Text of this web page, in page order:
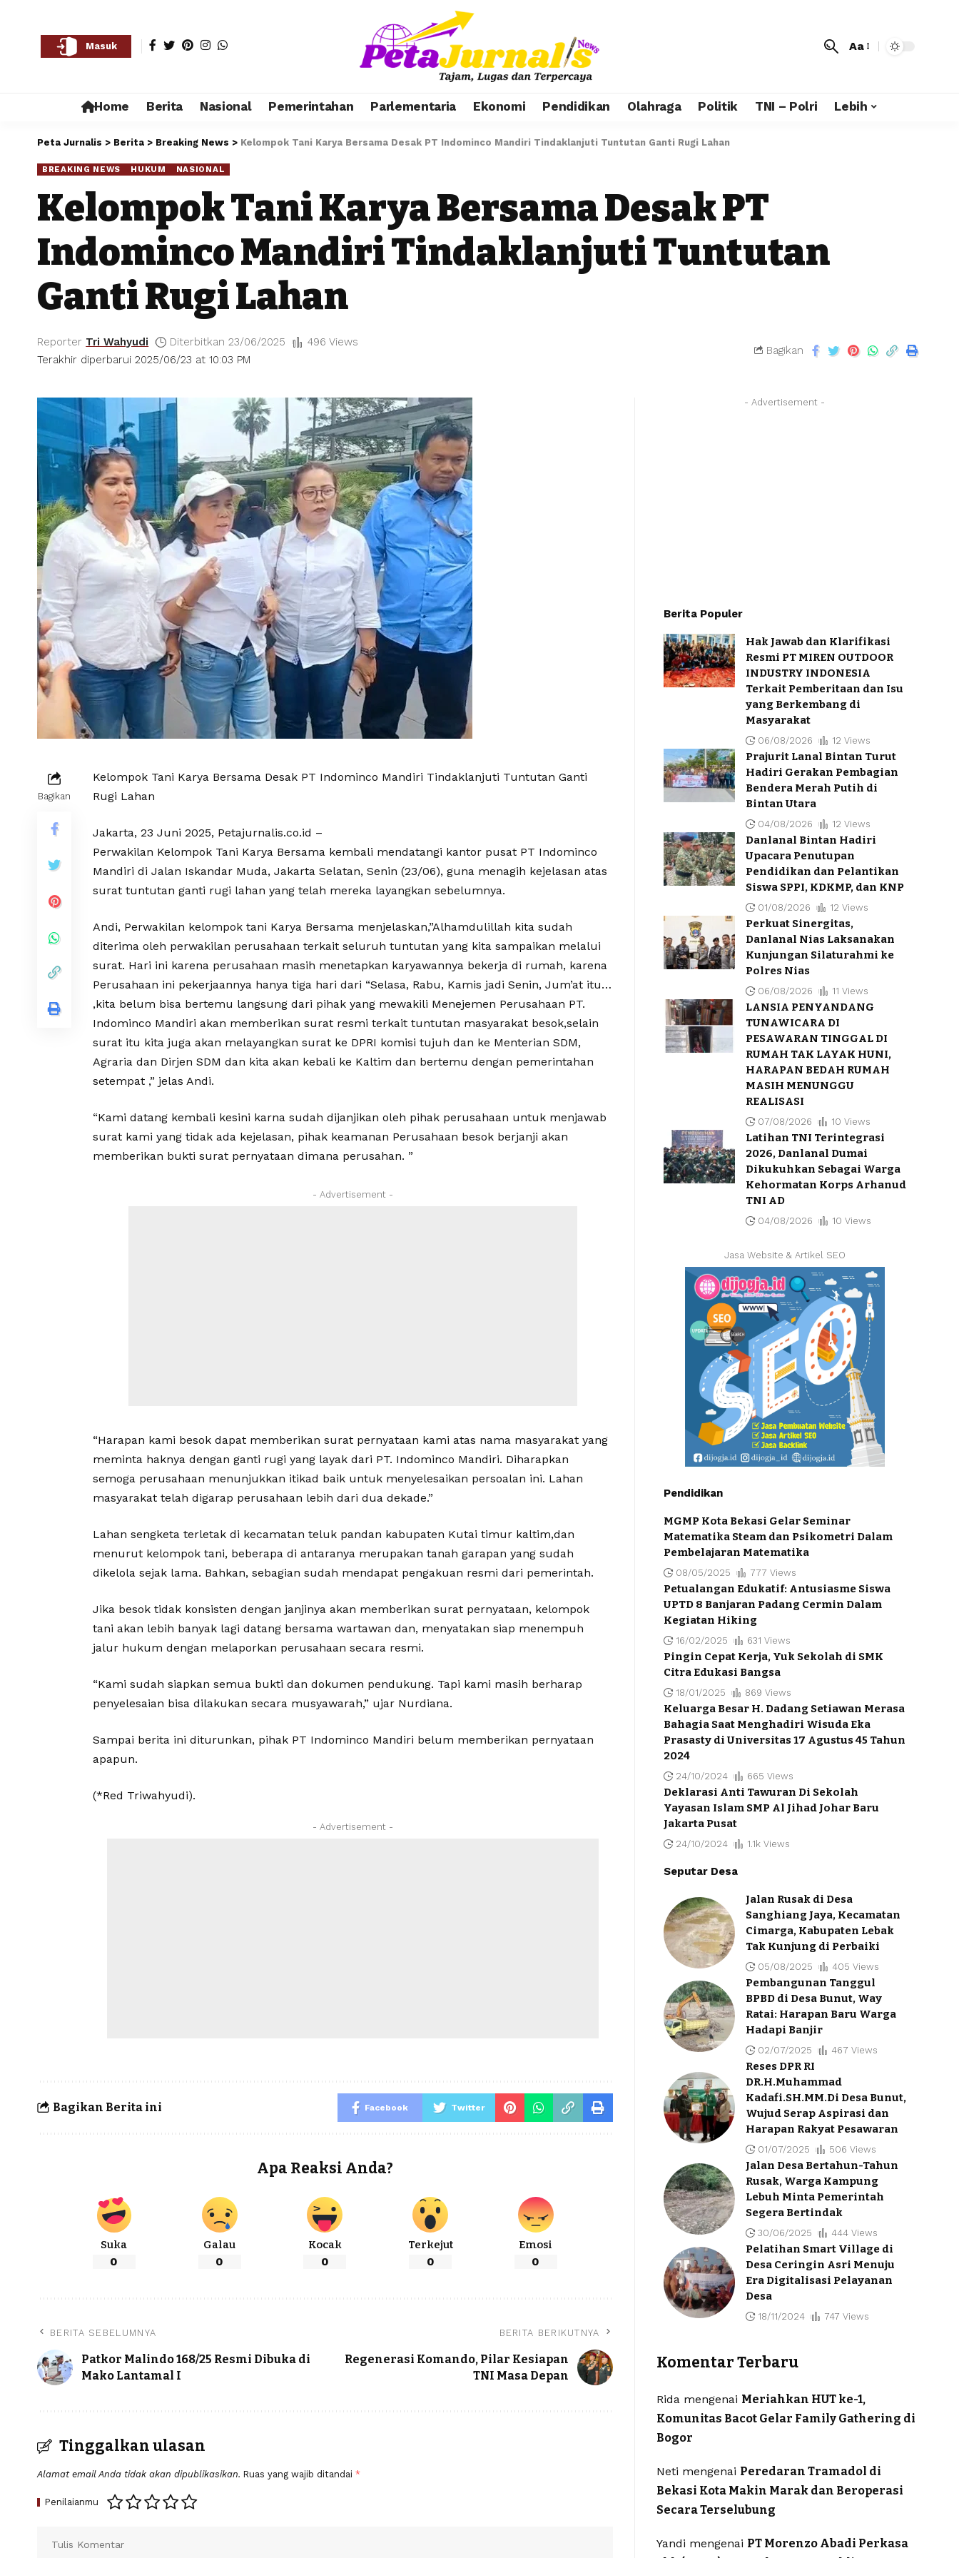
Masuk Aa
Home Berita Nasional Pemerintahan Parlementaria Ekonomi Pendidikan Olahraga Politik TNI – Polri Lebih
Peta Jurnalis > Berita > Breaking News > Kelompok Tani Karya Bersama Desak PT Indominco Mandiri Tindaklanjuti Tuntutan Ganti Rugi Lahan
BREAKING NEWS HUKUM NASIONAL
Kelompok Tani Karya Bersama Desak PT
Indominco Mandiri Tindaklanjuti Tuntutan
Ganti Rugi Lahan
Terakhir diperbarui 2025/06/23 at 10:03 PM
Reporter Tri Wahyudi Diterbitkan 23/06/2025 496 Views
Bagikan
Bagikan
Kelompok Tani Karya Bersama Desak PT Indominco Mandiri Tindaklanjuti Tuntutan Ganti
Rugi Lahan
Jakarta, 23 Juni 2025, Petajurnalis.co.id –
Perwakilan Kelompok Tani Karya Bersama kembali mendatangi kantor pusat PT Indominco
Mandiri di Jalan Iskandar Muda, Jakarta Selatan, Senin (23/06), guna menagih kejelasan atas
surat tuntutan ganti rugi lahan yang telah mereka layangkan sebelumnya.
Andi, Perwakilan kelompok tani Karya Bersama menjelaskan,”Alhamdulillah kita sudah
diterima oleh perwakilan perusahaan terkait seluruh tuntutan yang kita sampaikan melalui
surat. Hari ini karena perusahaan masih menetapkan karyawannya bekerja di rumah, karena
Perusahaan ini pekerjaannya hanya tiga hari dari “Selasa, Rabu, Kamis jadi Senin, Jum’at itu…
,kita belum bisa bertemu langsung dari pihak yang mewakili Menejemen Perusahaan PT.
Indominco Mandiri akan memberikan surat resmi terkait tuntutan masyarakat besok,selain
surat itu kita juga akan melayangkan surat ke DPRI komisi tujuh dan ke Menterian SDM,
Agraria dan Dirjen SDM dan kita akan kebali ke Kaltim dan bertemu dengan pemerintahan
setempat ,” jelas Andi.
“Kami datang kembali kesini karna sudah dijanjikan oleh pihak perusahaan untuk menjawab
surat kami yang tidak ada kejelasan, pihak keamanan Perusahaan besok berjanji akan
memberikan bukti surat pernyataan dimana perusahan. ”
- Advertisement -
“Harapan kami besok dapat memberikan surat pernyataan kami atas nama masyarakat yang
meminta haknya dengan ganti rugi yang layak dari PT. Indominco Mandiri. Diharapkan
semoga perusahaan menunjukkan itikad baik untuk menyelesaikan persoalan ini. Lahan
masyarakat telah digarap perusahaan lebih dari dua dekade.”
Lahan sengketa terletak di kecamatan teluk pandan kabupaten Kutai timur kaltim,dan
menurut kelompok tani, beberapa di antaranya merupakan tanah garapan yang sudah
dikelola sejak lama. Bahkan, sebagian sudah mendapat pengakuan resmi dari pemerintah.
Jika besok tidak konsisten dengan janjinya akan memberikan surat pernyataan, kelompok
tani akan lebih banyak lagi datang bersama wartawan dan, menyatakan siap menempuh
jalur hukum dengan melaporkan perusahaan secara resmi.
“Kami sudah siapkan semua bukti dan dokumen pendukung. Tapi kami masih berharap
penyelesaian bisa dilakukan secara musyawarah,” ujar Nurdiana.
Sampai berita ini diturunkan, pihak PT Indominco Mandiri belum memberikan pernyataan
apapun.
(*Red Triwahyudi).
- Advertisement -
Bagikan Berita ini Facebook Twitter
Apa Reaksi Anda?
Suka
0
Galau
0
Kocak
0
Terkejut
0
Emosi
0
BERITA SEBELUMNYA
Patkor Malindo 168/25 Resmi Dibuka di
Mako Lantamal I
BERITA BERIKUTNYA
Regenerasi Komando, Pilar Kesiapan
TNI Masa Depan
Tinggalkan ulasan
Alamat email Anda tidak akan dipublikasikan. Ruas yang wajib ditandai *
Penilaianmu
- Advertisement -
Berita Populer
Hak Jawab dan Klarifikasi
Resmi PT MIREN OUTDOOR
INDUSTRY INDONESIA
Terkait Pemberitaan dan Isu
yang Berkembang di
Masyarakat
06/08/2026 12 Views
Prajurit Lanal Bintan Turut
Hadiri Gerakan Pembagian
Bendera Merah Putih di
Bintan Utara
04/08/2026 12 Views
Danlanal Bintan Hadiri
Upacara Penutupan
Pendidikan dan Pelantikan
Siswa SPPI, KDKMP, dan KNP
01/08/2026 12 Views
Perkuat Sinergitas,
Danlanal Nias Laksanakan
Kunjungan Silaturahmi ke
Polres Nias
06/08/2026 11 Views
LANSIA PENYANDANG
TUNAWICARA DI
PESAWARAN TINGGAL DI
RUMAH TAK LAYAK HUNI,
HARAPAN BEDAH RUMAH
MASIH MENUNGGU
REALISASI
07/08/2026 10 Views
Latihan TNI Terintegrasi
2026, Danlanal Dumai
Dikukuhkan Sebagai Warga
Kehormatan Korps Arhanud
TNI AD
04/08/2026 10 Views
Jasa Website & Artikel SEO
Pendidikan
MGMP Kota Bekasi Gelar Seminar
Matematika Steam dan Psikometri Dalam
Pembelajaran Matematika
08/05/2025 777 Views
Petualangan Edukatif: Antusiasme Siswa
UPTD 8 Banjaran Padang Cermin Dalam
Kegiatan Hiking
16/02/2025 631 Views
Pingin Cepat Kerja, Yuk Sekolah di SMK
Citra Edukasi Bangsa
18/01/2025 869 Views
Keluarga Besar H. Dadang Setiawan Merasa
Bahagia Saat Menghadiri Wisuda Eka
Prasasty di Universitas 17 Agustus 45 Tahun
2024
24/10/2024 665 Views
Deklarasi Anti Tawuran Di Sekolah
Yayasan Islam SMP Al Jihad Johar Baru
Jakarta Pusat
24/10/2024 1.1k Views
Seputar Desa
Jalan Rusak di Desa
Sanghiang Jaya, Kecamatan
Cimarga, Kabupaten Lebak
Tak Kunjung di Perbaiki
05/08/2025 405 Views
Pembangunan Tanggul
BPBD di Desa Bunut, Way
Ratai: Harapan Baru Warga
Hadapi Banjir
02/07/2025 467 Views
Reses DPR RI
DR.H.Muhammad
Kadafi.SH.MM.Di Desa Bunut,
Wujud Serap Aspirasi dan
Harapan Rakyat Pesawaran
01/07/2025 506 Views
Jalan Desa Bertahun-Tahun
Rusak, Warga Kampung
Lebuh Minta Pemerintah
Segera Bertindak
30/06/2025 444 Views
Pelatihan Smart Village di
Desa Ceringin Asri Menuju
Era Digitalisasi Pelayanan
Desa
18/11/2024 747 Views
Komentar Terbaru
Ridamengenai Meriahkan HUT ke-1,
Komunitas Bacot Gelar Family Gathering di
Bogor
Neti mengenai Peredaran Tramadol di
Bekasi Kota Makin Marak dan Beroperasi
Secara Terselubung
Yandi mengenai PT Morenzo Abadi Perkasa